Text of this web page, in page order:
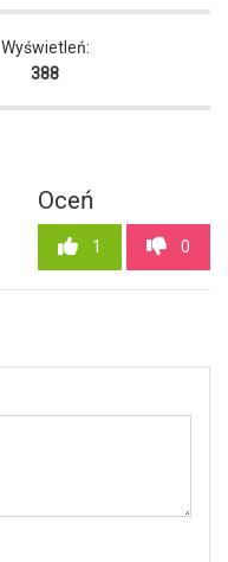
Wyświetleń:
388
Oceń
1 0